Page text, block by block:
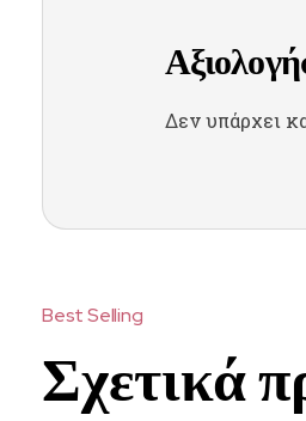
Δεν υπάρχει
Σχετικά